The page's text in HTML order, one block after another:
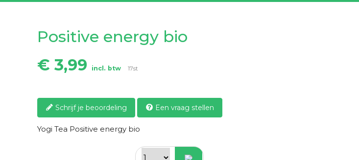
Positive energy bio
€ 3,99
incl. btw 17st
Schrijf je beoordeling Een vraag stellen
Yogi Tea Positive energy bio